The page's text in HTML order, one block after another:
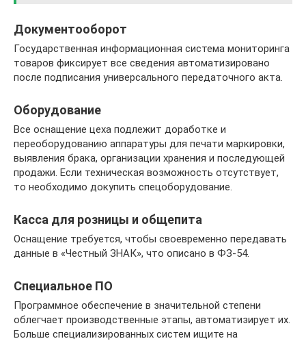
Документооборот
Государственная информационная система мониторинга
товаров фиксирует все сведения автоматизировано
после подписания универсального передаточного акта.
Оборудование
Все оснащение цеха подлежит доработке и
переоборудованию аппаратуры для печати маркировки,
выявления брака, организации хранения и последующей
продажи. Если техническая возможность отсутствует,
то необходимо докупить спецоборудование.
Касса для розницы и общепита
Оснащение требуется, чтобы своевременно передавать
данные в «Честный ЗНАК», что описано в ФЗ-54.
Специальное ПО
Программное обеспечение в значительной степени
облегчает производственные этапы, автоматизирует их.
Больше специализированных систем ищите на